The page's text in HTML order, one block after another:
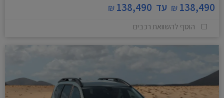
138,490
₪ עד 138,490
₪
הוסף להשוואת רכבים